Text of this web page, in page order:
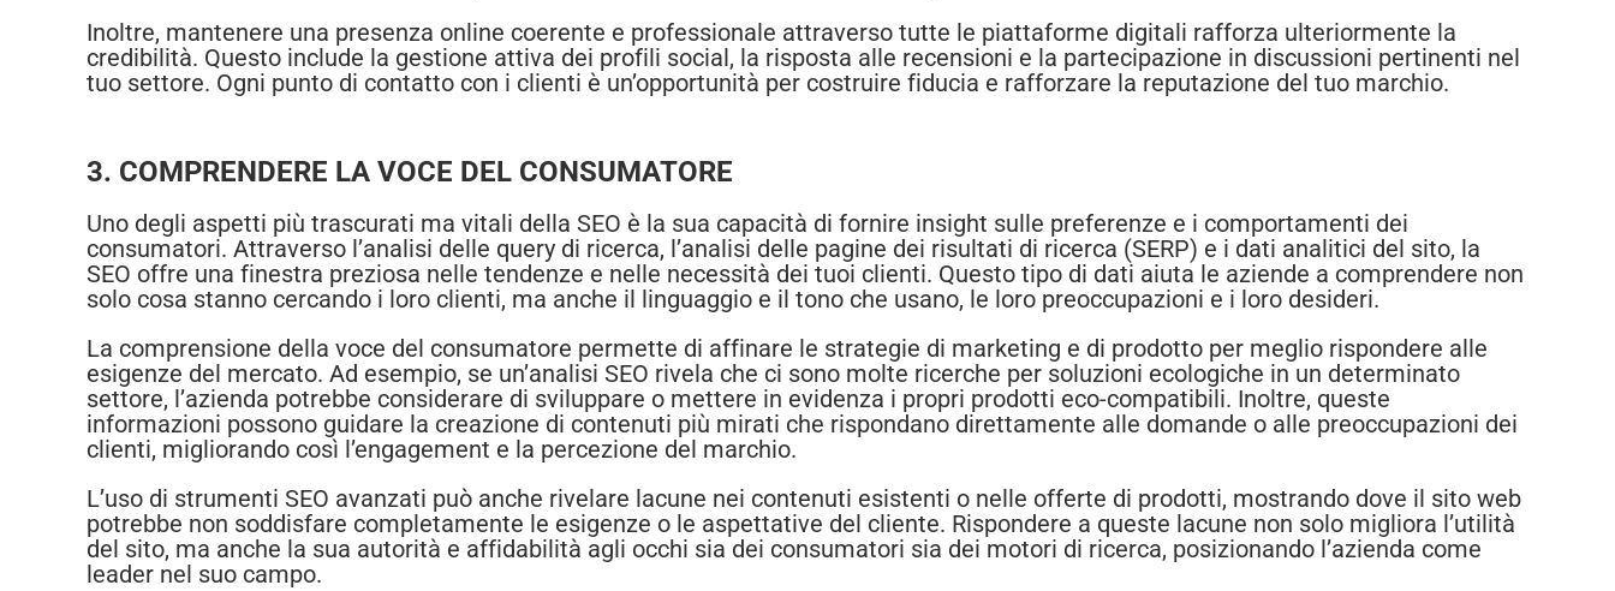
Inoltre, mantenere una presenza online coerente e professionale attraverso tutte le piattaforme digitali rafforza ulteriormente la
credibilità. Questo include la gestione attiva dei profili social, la risposta alle recensioni e la partecipazione in discussioni pertinenti nel
tuo settore. Ogni punto di contatto con i clienti è un’opportunità per costruire fiducia e rafforzare la reputazione del tuo marchio.
3. COMPRENDERE LA VOCE DEL CONSUMATORE
Uno degli aspetti più trascurati ma vitali della SEO è la sua capacità di fornire insight sulle preferenze e i comportamenti dei
consumatori. Attraverso l’analisi delle query di ricerca, l’analisi delle pagine dei risultati di ricerca (SERP) e i dati analitici del sito, la
SEO offre una finestra preziosa nelle tendenze e nelle necessità dei tuoi clienti. Questo tipo di dati aiuta le aziende a comprendere non
solo cosa stanno cercando i loro clienti, ma anche il linguaggio e il tono che usano, le loro preoccupazioni e i loro desideri.
La comprensione della voce del consumatore permette di affinare le strategie di marketing e di prodotto per meglio rispondere alle
esigenze del mercato. Ad esempio, se un’analisi SEO rivela che ci sono molte ricerche per soluzioni ecologiche in un determinato
settore, l’azienda potrebbe considerare di sviluppare o mettere in evidenza i propri prodotti eco-compatibili. Inoltre, queste
informazioni possono guidare la creazione di contenuti più mirati che rispondano direttamente alle domande o alle preoccupazioni dei
clienti, migliorando così l’engagement e la percezione del marchio.
L’uso di strumenti SEO avanzati può anche rivelare lacune nei contenuti esistenti o nelle offerte di prodotti, mostrando dove il sito web
potrebbe non soddisfare completamente le esigenze o le aspettative del cliente. Rispondere a queste lacune non solo migliora l’utilità
del sito, ma anche la sua autorità e affidabilità agli occhi sia dei consumatori sia dei motori di ricerca, posizionando l’azienda come
leader nel suo campo.